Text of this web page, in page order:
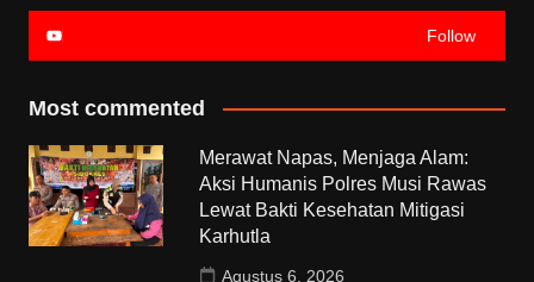
Follow
Most commented
Merawat Napas, Menjaga Alam:
Aksi Humanis Polres Musi Rawas
Lewat Bakti Kesehatan Mitigasi
Karhutla
Agustus 6, 2026